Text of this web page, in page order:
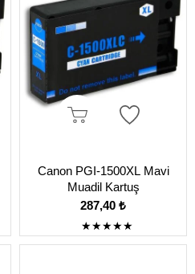
Canon PGI-1500XL Mavi
Muadil Kartuş
★★★★★
287,40 ₺